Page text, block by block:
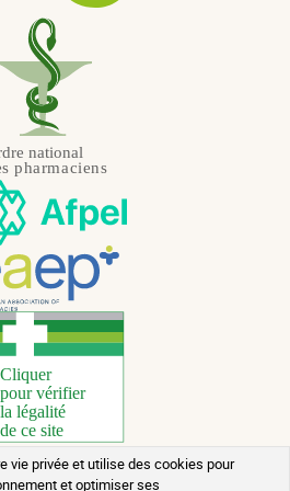
vie privée et utilise des cookies pour
et optimiser ses